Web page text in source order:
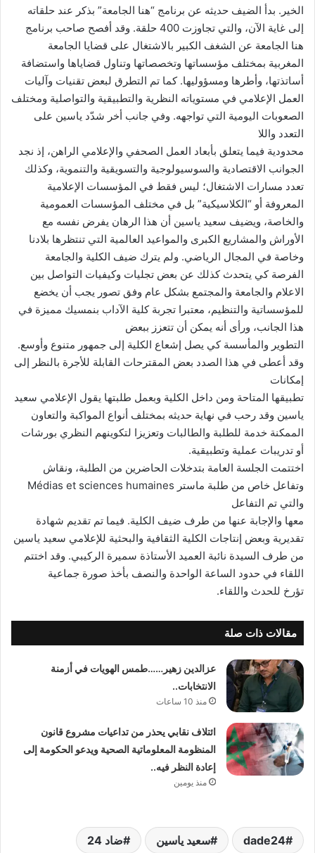
الخير. بدأ الضيف حديثه عن برنامج “هنا الجامعة” بذكر عند حلقاته
إلى غاية الآن، والتي تجاوزت 400 حلقة. وقد أفصح صاحب برنامج
هنا الجامعة عن الشغف الكبير بالاشتغال على قضايا الجامعة
المغربية بمختلف مؤسساتها وتخصصاتها وتناول قضاياها واستضافة
أساتذتها، وأطرها ومسؤوليها. كما تم التطرق لبعض تقنيات وآليات
العمل الإعلامي في مستوياته النظرية والتطبيقية والتواصلية ومختلف
الصعوبات اليومية التي تواجهه. وفي جانب أخر شدّد ياسين على
التعدد واللا
محدودية فيما يتعلق بأبعاد العمل الصحفي والإعلامي الراهن، إذ نجد
الجوانب الاقتصادية والسوسيولوجية والتسويقية والتنموية، وكذلك
تعدد مسارات الاشتغال؛ ليس فقط في المؤسسات الإعلامية
المعروفة أو “الكلاسيكية” بل في مختلف المؤسسات العمومية
والخاصة، ويضيف سعيد ياسين أن هذا الرهان يفرض نفسه مع
الأوراش والمشاريع الكبرى والمواعيد العالمية التي تنتظرها بلادنا
وخاصة في المجال الرياضي. ولم يترك ضيف الكلية والجامعة
الفرصة كي يتحدث كذلك عن بعض تجليات وكيفيات التواصل بين
الاعلام والجامعة والمجتمع بشكل عام وفق تصور يجب أن يخضع
للمؤسساتية والتنظيم، معتبرا تجربة كلية الآداب بنمسيك مميزة في
هذا الجانب، ورأى أنه يمكن أن تتعزز ببعض
التطوير والمأسسة كي يصل إشعاع الكلية إلى جمهور متنوع وأوسع.
وقد أعطى في هذا الصدد بعض المقترحات القابلة للأجرة بالنظر إلى
إمكانات
تطبيقها المتاحة ومن داخل الكلية وبعمل طلبتها يقول الإعلامي سعيد
ياسين وقد رحب في نهاية حديثه بمختلف أنواع المواكبة والتعاون
الممكنة خدمة للطلبة والطالبات وتعزيزا لتكوينهم النظري بورشات
أو تدريبات عملية وتطبيقية.
اختتمت الجلسة العامة بتدخلات الحاضرين من الطلبة، ونقاش
وتفاعل خاص من طلبة ماستر Médias et sciences humaines
والتي تم التفاعل
معها والإجابة عنها من طرف ضيف الكلية. فيما تم تقديم شهادة
تقديرية وبعض إنتاجات الكلية الثقافية والبحثية للإعلامي سعيد ياسين
من طرف السيدة نائبة العميد الأستاذة سميرة الركيبي. وقد اختتم
اللقاء في حدود الساعة الواحدة والنصف بأخذ صورة جماعية
تؤرخ للحدث واللقاء.
مقالات ذات صلة
عزالدين زهير……طمس الهويات في أزمنة
الانتخابات..
منذ 10 ساعات
ائتلاف نقابي يحذر من تداعيات مشروع قانون
المنظومة المعلوماتية الصحية ويدعو الحكومة إلى
إعادة النظر فيه..
منذ يومين
dade24 سعيد ياسين ضاد 24